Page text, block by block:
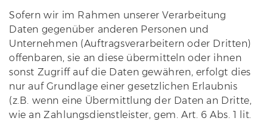
Sofern wir im Rahmen unserer Verarbeitung
Daten gegenüber anderen Personen und
Unternehmen (Auftragsverarbeitern oder Dritten)
offenbaren, sie an diese übermitteln oder ihnen
sonst Zugriff auf die Daten gewähren, erfolgt dies
nur auf Grundlage einer gesetzlichen Erlaubnis
(z.B. wenn eine Übermittlung der Daten an Dritte,
wie an Zahlungsdienstleister, gem. Art. 6 Abs. 1 lit.